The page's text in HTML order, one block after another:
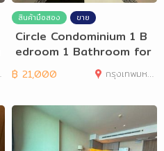
สินค้ามือสอง ขาย
Circle Condominium 1 B
edroom 1 Bathroom for
Rent
฿ 21,000 กรุงเทพมหานคร